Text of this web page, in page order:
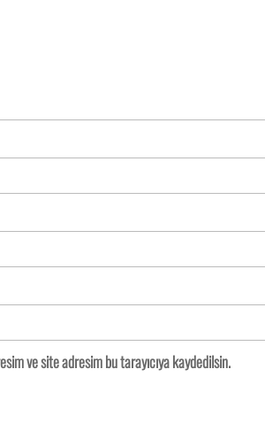
ve site adresim bu tarayıcıya kaydedilsin.